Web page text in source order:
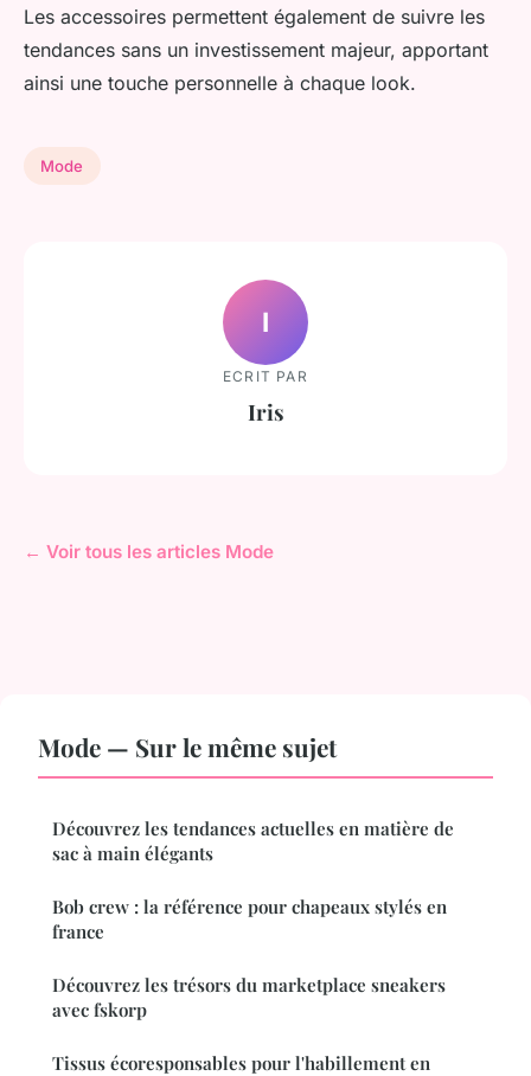
Les accessoires permettent également de suivre les
tendances sans un investissement majeur, apportant
ainsi une touche personnelle à chaque look.
Mode
I
ECRIT PAR
Iris
← Voir tous les articles Mode
Mode — Sur le même sujet
Découvrez les tendances actuelles en matière de
sac à main élégants
Bob crew : la référence pour chapeaux stylés en
france
Découvrez les trésors du marketplace sneakers
avec fskorp
Tissus écoresponsables pour l'habillement en